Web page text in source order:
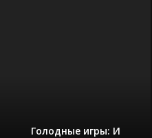
Голодные игры: И